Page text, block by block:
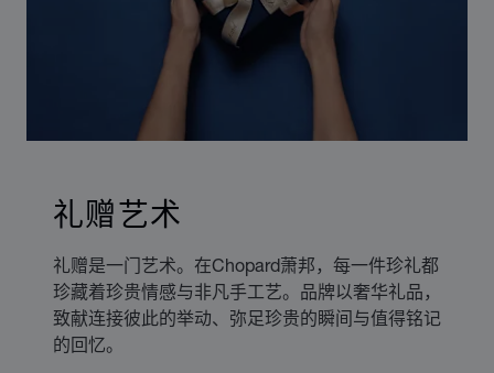
礼赠艺术
礼赠是一门艺术。在Chopard萧邦，每一件珍礼都
珍藏着珍贵情感与非凡手工艺。品牌以奢华礼品，
致献连接彼此的举动、弥足珍贵的瞬间与值得铭记
的回忆。